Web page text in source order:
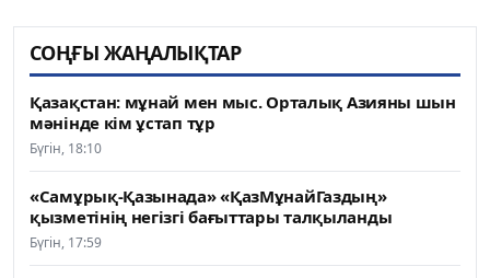
СОҢҒЫ ЖАҢАЛЫҚТАР
Қазақстан: мұнай мен мыс. Орталық Азияны шын
мәнінде кім ұстап тұр
Бүгін, 18:10
«Самұрық-Қазынада» «ҚазМұнайГаздың»
қызметінің негізгі бағыттары талқыланды
Бүгін, 17:59